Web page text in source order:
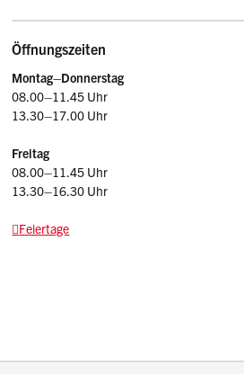
Öffnungszeiten
Montag–Donnerstag
08.00–11.45 Uhr
13.30–17.00 Uhr
Freitag
08.00–11.45 Uhr
13.30–16.30 Uhr
Feiertage